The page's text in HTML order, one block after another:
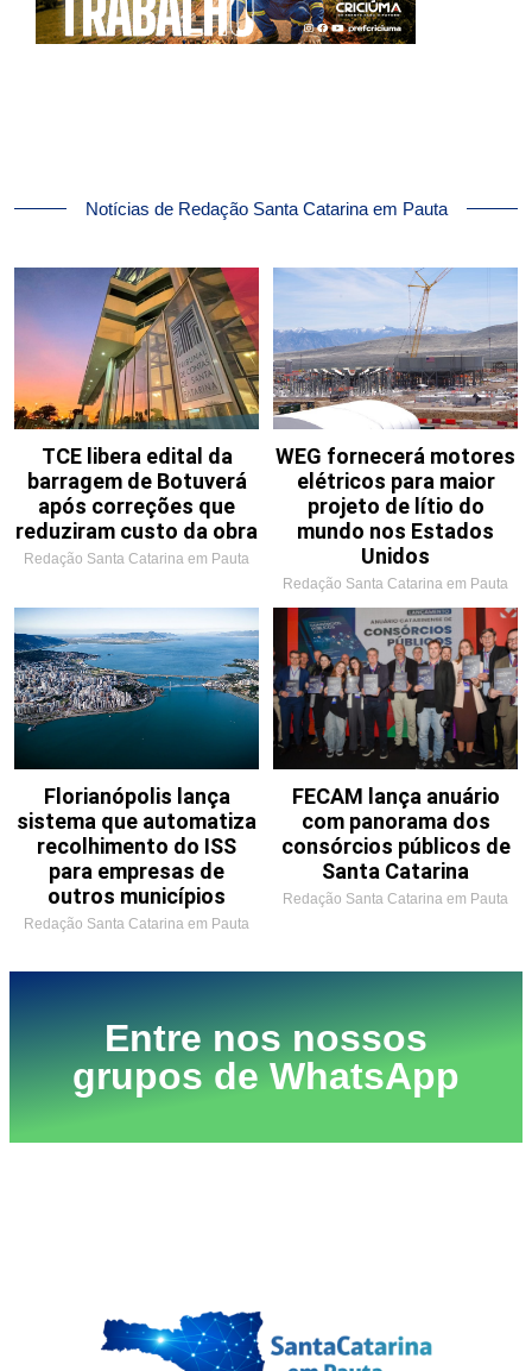
Notícias de Redação Santa Catarina em Pauta
TCE libera edital da
barragem de Botuverá
após correções que
reduziram custo da obra
Redação Santa Catarina em Pauta
WEG fornecerá motores
elétricos para maior
projeto de lítio do
mundo nos Estados
Unidos
Redação Santa Catarina em Pauta
Florianópolis lança
sistema que automatiza
recolhimento do ISS
para empresas de
outros municípios
Redação Santa Catarina em Pauta
FECAM lança anuário
com panorama dos
consórcios públicos de
Santa Catarina
Redação Santa Catarina em Pauta
Entre nos nossos
grupos de WhatsApp